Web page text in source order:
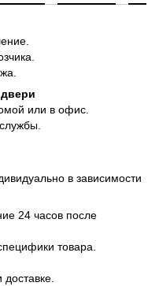
или в офис.
в зависимости
24 часов после
товара.